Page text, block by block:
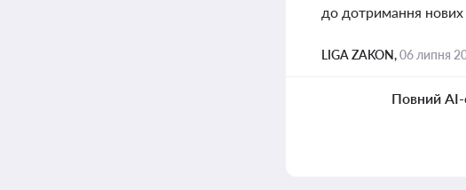
до дотримання нових
LIGA ZAKON,06 липня
Повний AI-